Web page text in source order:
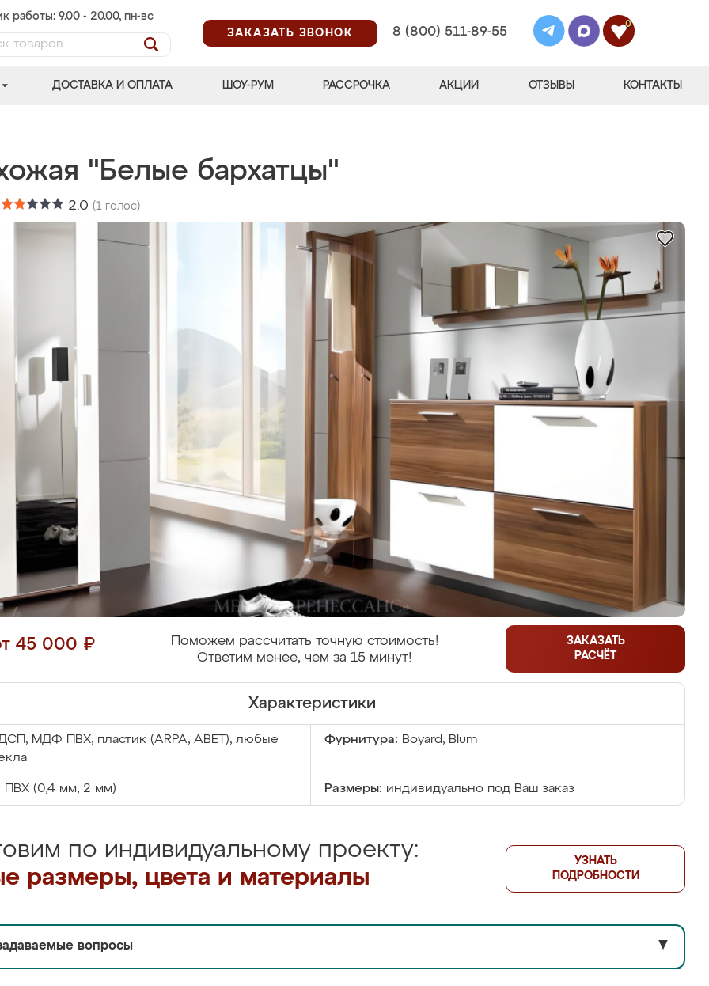
работы: 9.00 - 20.00, пн-вс
ЗАКАЗАТЬ ЗВОНОК
8 (800) 511-89-55
0
ДОСТАВКА И ОПЛАТА ШОУ-РУМ РАССРОЧКА АКЦИИ ОТЗЫВЫ КОНТАКТЫ
"Белые бархатцы"
2.0 (1 голос)
45 000 ₽
Поможем рассчитать точную стоимость!
Ответим менее, чем за 15 минут!
ЗАКАЗАТЬ
РАСЧЁТ
Характеристики
МДФ ПВХ, пластик (ARPA, ABET), любые
Фурнитура: Boyard, Blum
ПВХ (0,4 мм, 2 мм) Размеры: индивидуально под Ваш заказ
по индивидуальному проекту:
размеры, цвета и материалы
УЗНАТЬ
ПОДРОБНОСТИ
вопросы ▼